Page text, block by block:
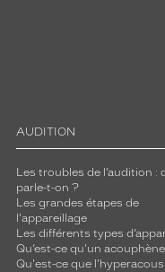
AUDITION
Les troubles de l’audition :
parle-t-on ?
Les grandes étapes de
l'appareillage
Les différents types
Qu’est-ce qu'un
Qu'est-ce que